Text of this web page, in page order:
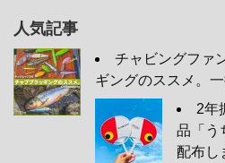
人気記事
チャビングファ
ギングのススメ。
2年
品「う
配布し